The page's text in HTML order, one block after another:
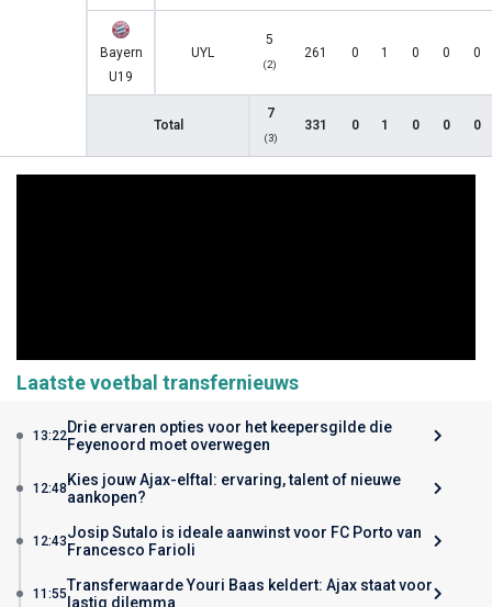
Bayern
U19
UYL
5
(2)
261 0 1 0 0 0
Total
7
(3)
331 0 1 0 0 0
Laatste voetbal transfernieuws
13:22Drie ervaren opties voor het keepersgilde die
Feyenoord moet overwegen
12:48 Kies jouw Ajax-elftal: ervaring, talent of nieuwe
aankopen?
12:43Josip Sutalo is ideale aanwinst voor FC Porto van
Francesco Farioli
11:55Transferwaarde Youri Baas keldert: Ajax staat voor
lastig dilemma